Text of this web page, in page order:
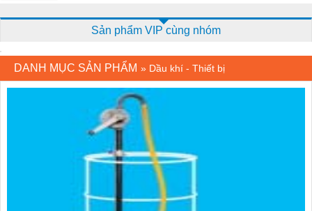
Sản phẩm VIP cùng nhóm
DANH MỤC SẢN PHẨM » Dầu khí - Thiết bị